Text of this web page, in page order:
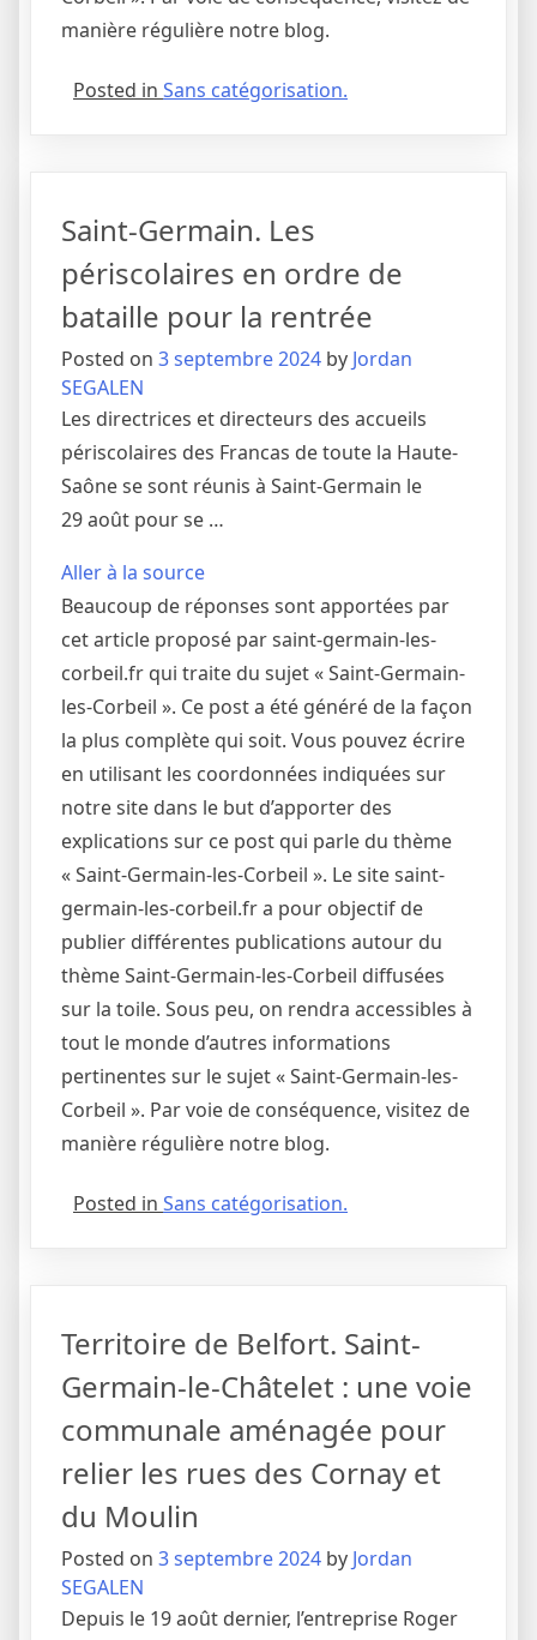
manière régulière notre blog.
Posted in Sans catégorisation.
Saint-Germain. Les
périscolaires en ordre de
bataille pour la rentrée
Posted on 3 septembre 2024 by Jordan
SEGALEN
Les directrices et directeurs des accueils
périscolaires des Francas de toute la Haute-
Saône se sont réunis à Saint-Germain le
29 août pour se …
Aller à la source
Beaucoup de réponses sont apportées par
cet article proposé par saint-germain-les-
corbeil.fr qui traite du sujet « Saint-Germain-
les-Corbeil ». Ce post a été généré de la façon
la plus complète qui soit. Vous pouvez écrire
en utilisant les coordonnées indiquées sur
notre site dans le but d’apporter des
explications sur ce post qui parle du thème
« Saint-Germain-les-Corbeil ». Le site saint-
germain-les-corbeil.fr a pour objectif de
publier différentes publications autour du
thème Saint-Germain-les-Corbeil diffusées
sur la toile. Sous peu, on rendra accessibles à
tout le monde d’autres informations
pertinentes sur le sujet « Saint-Germain-les-
Corbeil ». Par voie de conséquence, visitez de
manière régulière notre blog.
Posted in Sans catégorisation.
Territoire de Belfort. Saint-
Germain-le-Châtelet : une voie
communale aménagée pour
relier les rues des Cornay et
du Moulin
Posted on 3 septembre 2024 by Jordan
SEGALEN
Depuis le 19 août dernier, l’entreprise Roger